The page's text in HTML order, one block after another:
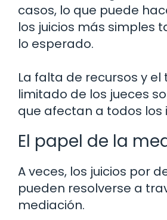
casos, lo que puede
los juicios más simples
lo esperado.
La falta de recursos y el
limitado de los jueces
que afectan a todos los
El papel de la
A veces, los juicios por
pueden resolverse a
mediación.